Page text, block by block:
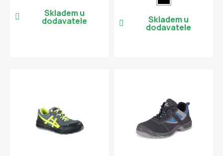
Skladem u
dodavatele Skladem u
dodavatele